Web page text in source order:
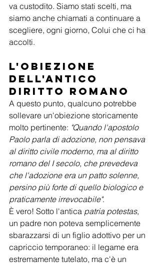
va custodito. Siamo stati scelti, ma
siamo anche chiamati a continuare a
scegliere, ogni giorno, Colui che ci ha
accolti.
L'obiezione
dell'anticO
DIRITTO RomaNO
A questo punto, qualcuno potrebbe
sollevare un'obiezione storicamente
molto pertinente: "Quando l'apostolo
Paolo parla di adozione, non pensava
al diritto civile moderno, ma al diritto
romano del I secolo, che prevedeva
che l'adozione era un patto solenne,
persino più forte di quello biologico e
praticamente irrevocabile".
È vero! Sotto l'antica patria potestas,
un padre non poteva semplicemente
sbarazzarsi di un figlio adottivo per un
capriccio temporaneo: il legame era
estremamente tutelato, ma c'è un